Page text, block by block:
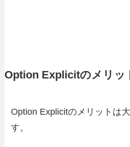
Option Explicitのメリッ
Option Explicitのメリットは
す。